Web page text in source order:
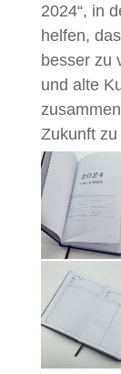
2024“, in
helfen,
besser zu
und alte
Zukunft